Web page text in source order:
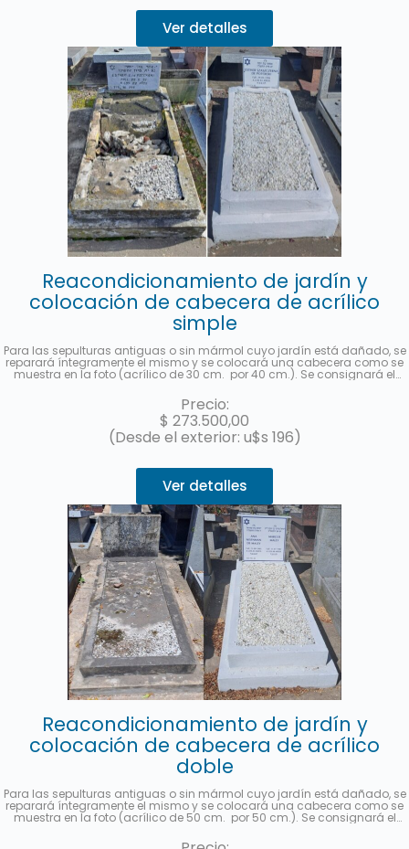
Ver detalles
Reacondicionamiento de jardín y
colocación de cabecera de acrílico
simple
Para las sepulturas antiguas o sin mármol cuyo jardín está dañado, se
reparará íntegramente el mismo y se colocará una cabecera como se
muestra en la foto (acrílico de 30 cm. por 40 cm.). Se consignará el
castellano y hebreo más la ubicación (manzana, tablón y sepultura). Se
enviará una foto una vez finalizado el trabajo. Hasta 3 cuotas sin interés
con MercadoPago.
Precio:
$ 273.500,00
(Desde el exterior: u$s 196)
Ver detalles
Reacondicionamiento de jardín y
colocación de cabecera de acrílico
doble
Para las sepulturas antiguas o sin mármol cuyo jardín está dañado, se
reparará íntegramente el mismo y se colocará una cabecera como se
muestra en la foto (acrílico de 50 cm. por 50 cm.). Se consignará el
castellano y hebreo más la ubicación (manzana, tablón y sepultura) de